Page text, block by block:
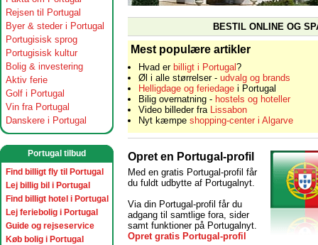
Rejsen til Portugal
Byer & steder i Portugal
Portugisisk sprog
Portugisisk kultur
Bolig & investering
Aktiv ferie
Golf i Portugal
Vin fra Portugal
Danskere i Portugal
Portugal tilbud
Find billigt fly til Portugal
Lej billig bil i Portugal
Find billigt hotel i Portugal
Lej feriebolig i Portugal
Guide og rejseservice
Køb bolig i Portugal
BESTIL ONLINE OG
Mest populære artikler
Hvad er billigt i Portugal?
Øl i alle størrelser -udvalg og brands
Helligdage og feriedage i Portugal
Bilig overnatning - hostels og hoteller
Video billeder fra Lissabon
Nyt kæmpeshopping-center i Algarve
Opret en Portugal-profil
Med en gratis Portugal-profil får
du fuldt udbytte af Portugalnyt.
Via din Portugal-profil får du
adgang til samtlige fora, sider
samt funktioner på Portugalnyt.
Opret gratis Portugal-profil